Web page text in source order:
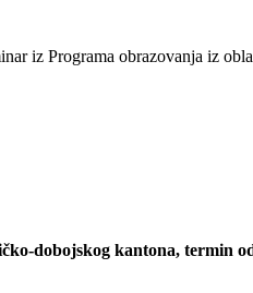
iz Programa obrazovanja iz
dobojskog kantona, termin